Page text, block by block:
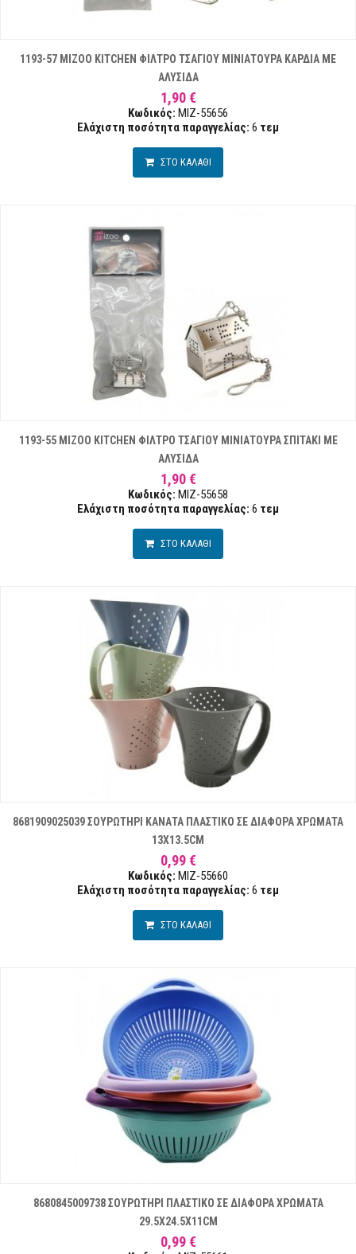
1193-57 MIZOO KITCHEN ΦΙΛΤΡΟ ΤΣΑΓΙΟΥ ΜΙΝΙΑΤΟΥΡΑ ΚΑΡΔΙΑ ΜΕ
ΑΛΥΣΙΔΑ
1,90 €
Κωδικός: MIZ-55656
Ελάχιστη ποσότητα παραγγελίας: 6 τεμ
ΣΤΟ ΚΑΛΑΘΙ
1193-55 MIZOO KITCHEN ΦΙΛΤΡΟ ΤΣΑΓΙΟΥ ΜΙΝΙΑΤΟΥΡΑ ΣΠΙΤΑΚΙ ΜΕ
ΑΛΥΣΙΔΑ
1,90 €
Κωδικός: MIZ-55658
Ελάχιστη ποσότητα παραγγελίας: 6 τεμ
ΣΤΟ ΚΑΛΑΘΙ
8681909025039 ΣΟΥΡΩΤΗΡΙ ΚΑΝΑΤΑ ΠΛΑΣΤΙΚΟ ΣΕ ΔΙΑΦΟΡΑ ΧΡΩΜΑΤΑ
13X13.5CM
0,99 €
Κωδικός: MIZ-55660
Ελάχιστη ποσότητα παραγγελίας: 6 τεμ
ΣΤΟ ΚΑΛΑΘΙ
8680845009738 ΣΟΥΡΩΤΗΡΙ ΠΛΑΣΤΙΚΟ ΣΕ ΔΙΑΦΟΡΑ ΧΡΩΜΑΤΑ
29.5X24.5X11CM
0,99 €